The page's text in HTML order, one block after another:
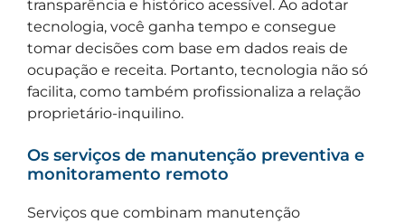
transparência e histórico acessível. Ao adotar
tecnologia, você ganha tempo e consegue
tomar decisões com base em dados reais de
ocupação e receita. Portanto, tecnologia não só
facilita, como também profissionaliza a relação
proprietário-inquilino.
Os serviços de manutenção preventiva e
monitoramento remoto
Serviços que combinam manutenção